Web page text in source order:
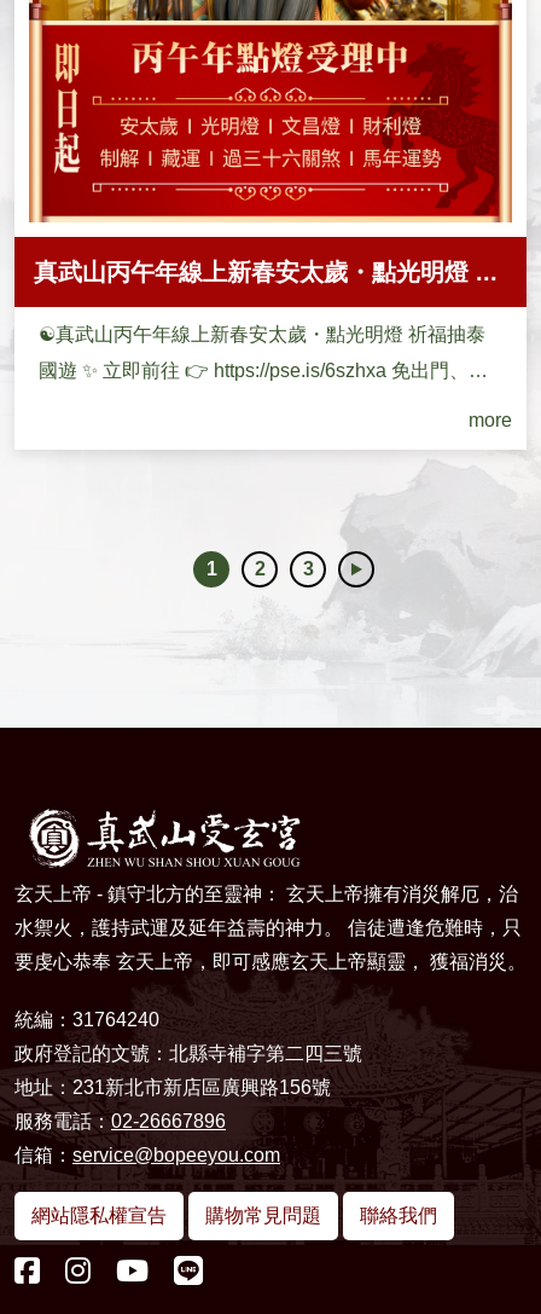
真武山丙午年線上新春安太歲・點光明燈 ...
☯️真武山丙午年線上新春安太歲・點光明燈 祈福抽泰
國遊 ✨ 立即前往 👉 https://pse.is/6szhxa 免出門、免
more
1 2 3
玄天上帝 - 鎮守北方的至靈神： 玄天上帝擁有消災解厄，治
水禦火，護持武運及延年益壽的神力。 信徒遭逢危難時，只
要虔心恭奉 玄天上帝，即可感應玄天上帝顯靈， 獲福消災。
統編：31764240
政府登記的文號：北縣寺補字第二四三號
地址：231新北市新店區廣興路156號
服務電話：02-26667896
信箱： service@bopeeyou.com
網站隱私權宣告 購物常見問題 聯絡我們